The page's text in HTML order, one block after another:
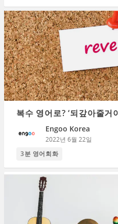
복수 영어로? ‘되갚아줄거
Engoo Korea
2022년 6월 22일
3분 영어회화